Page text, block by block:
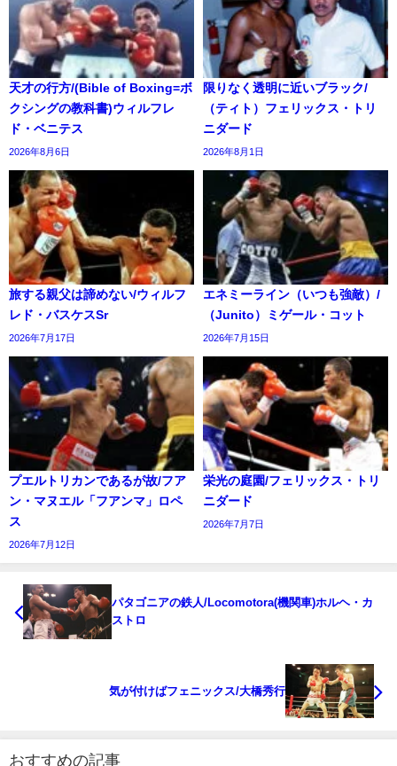
天才の行方/(Bible of Boxing=ボ
クシングの教科書)ウィルフレ
ド・ベニテス
2026年8月6日
限りなく透明に近いブラック/
（ティト）フェリックス・トリ
ニダード
2026年8月1日
旅する親父は諦めない/ウィルフ
レド・バスケスSr
2026年7月17日
エネミーライン（いつも強敵）/
（Junito）ミゲール・コット
2026年7月15日
プエルトリカンであるが故/フア
ン・マヌエル「フアンマ」ロペ
ス
2026年7月12日
栄光の庭園/フェリックス・トリ
ニダード
2026年7月7日
パタゴニアの鉄人/Locomotora(機関車)ホルヘ・カ
ストロ
気が付けばフェニックス/大橋秀行
おすすめの記事